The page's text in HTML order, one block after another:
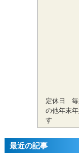
定休日 毎
の他年末
す
最近の記事